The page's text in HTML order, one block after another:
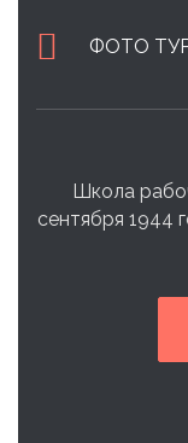
ФОТО
Школа
сентября 1944